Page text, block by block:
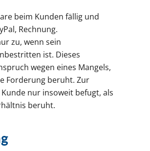
beim Kunden fällig und
Rechnung.
zu, wenn sein
ist. Dieses
wegen eines Mangels,
Forderung beruht. Zur
nur insoweit befugt, als
beruht.